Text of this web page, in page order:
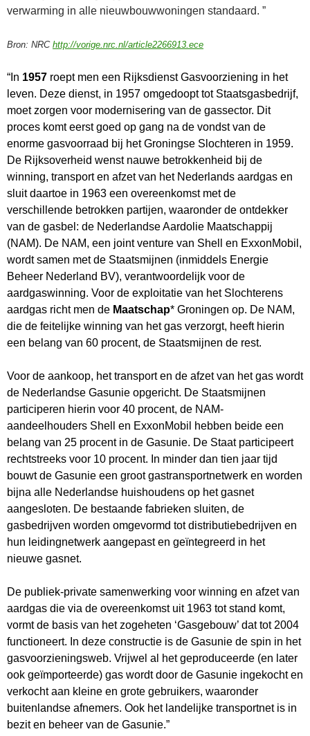
verwarming in alle nieuwbouwwoningen standaard. ”
Bron: NRC http://vorige.nrc.nl/article2266913.ece
“In 1957 roept men een Rijksdienst Gasvoorziening in het
leven. Deze dienst, in 1957 omgedoopt tot Staatsgasbedrijf,
moet zorgen voor modernisering van de gassector. Dit
proces komt eerst goed op gang na de vondst van de
enorme gasvoorraad bij het Groningse Slochteren in 1959.
De Rijksoverheid wenst nauwe betrokkenheid bij de
winning, transport en afzet van het Nederlands aardgas en
sluit daartoe in 1963 een overeenkomst met de
verschillende betrokken partijen, waaronder de ontdekker
van de gasbel: de Nederlandse Aardolie Maatschappij
(NAM). De NAM, een joint venture van Shell en ExxonMobil,
wordt samen met de Staatsmijnen (inmiddels Energie
Beheer Nederland BV), verantwoordelijk voor de
aardgaswinning. Voor de exploitatie van het Slochterens
aardgas richt men de Maatschap* Groningen op. De NAM,
die de feitelijke winning van het gas verzorgt, heeft hierin
een belang van 60 procent, de Staatsmijnen de rest.
Voor de aankoop, het transport en de afzet van het gas wordt
de Nederlandse Gasunie opgericht. De Staatsmijnen
participeren hierin voor 40 procent, de NAM-
aandeelhouders Shell en ExxonMobil hebben beide een
belang van 25 procent in de Gasunie. De Staat participeert
rechtstreeks voor 10 procent. In minder dan tien jaar tijd
bouwt de Gasunie een groot gastransportnetwerk en worden
bijna alle Nederlandse huishoudens op het gasnet
aangesloten. De bestaande fabrieken sluiten, de
gasbedrijven worden omgevormd tot distributiebedrijven en
hun leidingnetwerk aangepast en geïntegreerd in het
nieuwe gasnet.
De publiek-private samenwerking voor winning en afzet van
aardgas die via de overeenkomst uit 1963 tot stand komt,
vormt de basis van het zogeheten ‘Gasgebouw’ dat tot 2004
functioneert. In deze constructie is de Gasunie de spin in het
gasvoorzieningsweb. Vrijwel al het geproduceerde (en later
ook geïmporteerde) gas wordt door de Gasunie ingekocht en
verkocht aan kleine en grote gebruikers, waaronder
buitenlandse afnemers. Ook het landelijke transportnet is in
bezit en beheer van de Gasunie.”